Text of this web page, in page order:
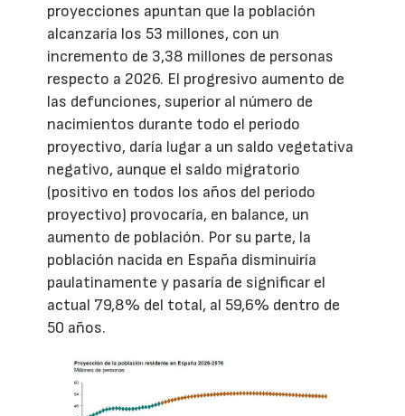
proyecciones apuntan que la población
alcanzaría los 53 millones, con un
incremento de 3,38 millones de personas
respecto a 2026. El progresivo aumento de
las defunciones, superior al número de
nacimientos durante todo el periodo
proyectivo, daría lugar a un saldo vegetativa
negativo, aunque el saldo migratorio
(positivo en todos los años del periodo
proyectivo) provocaría, en balance, un
aumento de población. Por su parte, la
población nacida en España disminuiría
paulatinamente y pasaría de significar el
actual 79,8% del total, al 59,6% dentro de
50 años.